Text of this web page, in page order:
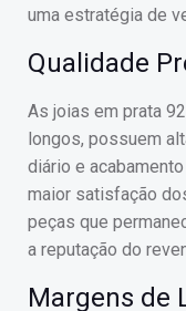
uma estratégia de
Qualidade
As joias em prata
longos, possuem
diário e
maior satisfação
peças que
a reputação do
Margens de